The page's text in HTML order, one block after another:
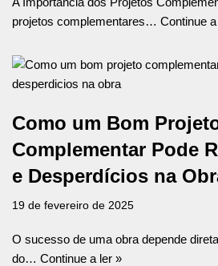
projetos complementares… Continue
Como um Bom
Complementar Pode
e Desperdícios na
19 de fevereiro de 2025
O sucesso de uma obra depende
do… Continue a ler »